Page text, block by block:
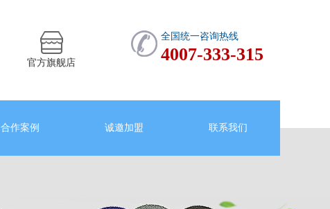
全国统一咨询热线
4007-333-315
官方旗舰店
合作案例 诚邀加盟 联系我们